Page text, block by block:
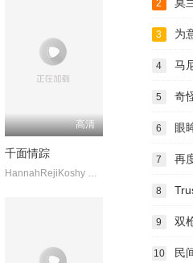
高清
千面情踪
HannahRejiKoshy KaleshRamanand
2
3 为
4 马
5 奇
6 眼
7 再
8
9 双
10 民